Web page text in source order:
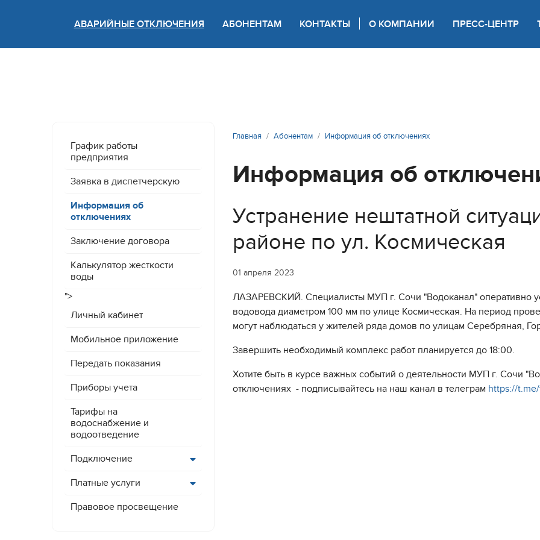
Версия для слабовидящих
АВАРИЙНЫЕ ОТКЛЮЧЕНИЯ АБОНЕНТАМ КОНТАКТЫ О КОМПАНИИ ПРЕСС-ЦЕНТР
График работы
предприятия
Заявка в диспетчерскую
Информация об
отключениях
Заключение договора
Калькулятор жесткости
воды
">
Личный кабинет
Мобильное приложение
Передать показания
Приборы учета
Тарифы на
водоснабжение и
водоотведение
Подключение
Платные услуги
Правовое просвещение
Главная Абонентам Информация об отключениях
Информация об
Устранение нештатной
районе по ул. Космическая
01 апреля 2023
ЛАЗАРЕВСКИЙ. Специалисты МУП г. Сочи "Водоканал" оперативно
водовода диаметром 100 мм по улице Космическая. На период
могут наблюдаться у жителей ряда домов по улицам Серебряная,
Завершить необходимый комплекс работ планируется до 18:00.
Хотите быть в курсе важных событий о деятельности МУП г. Сочи
отключениях - подписывайтесь на наш канал в телеграм https://